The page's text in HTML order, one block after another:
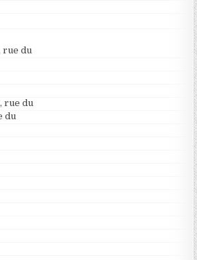
rue du
rue du
du